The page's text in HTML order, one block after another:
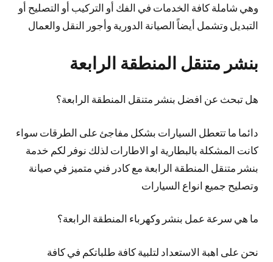
وهي شاملة كافة الخدمات في الفك أو التركيب أو التصليح أو
التبديل وتشمل أيضاً الصيانة الدورية وأجور النقل والعمال
بنشر متنقل المنطقة الرابعة
هل تبحث عن افضل بنشر متنقل المنطقة الرابعة؟
دائما ما تتعطل السيارات بشكل مفاجئ على الطرقات سواء
كانت المشكلة بالبطارية او الاطارات لذلك نوفر لكم خدمة
بنشر متنقل المنطقة الرابعة مع كادر فني متميز في صيانة
وتصليح جميع انواع السيارات
ما هي سرعة عمل بنشر وكهرباء المنطقة الرابعة؟
نحن على اهبة الاستعداد لتلبية كافة طلباتكم في كافة